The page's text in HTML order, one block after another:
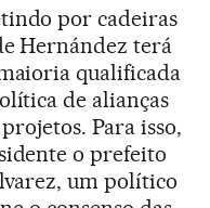
por cadeiras
Hernández terá
qualificada
de alianças
Para isso,
o prefeito
um político